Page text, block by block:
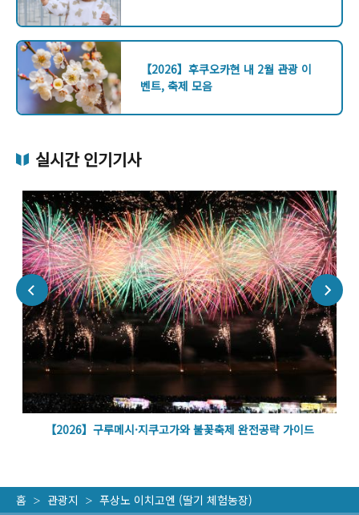
【2026】후쿠오카현 내 2월 관광 이
벤트, 축제 모음
실시간 인기기사
【2026】구루메시·지쿠고가와 불꽃축제 완전공략 가이드
홈 관광지 푸상노 이치고엔 (딸기 체험농장)